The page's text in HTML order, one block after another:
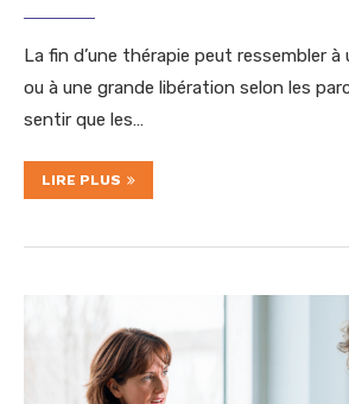
La fin d’une thérapie peut ressembler
ou à une grande libération selon les
sentir que les…
LIRE PLUS